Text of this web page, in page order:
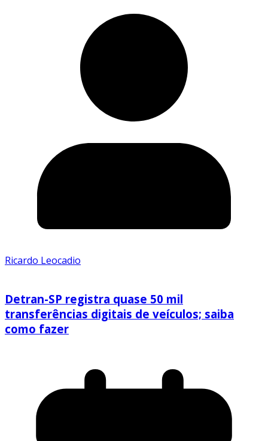
Ricardo Leocadio
Detran-SP registra quase 50 mil
transferências digitais de veículos; saiba
como fazer